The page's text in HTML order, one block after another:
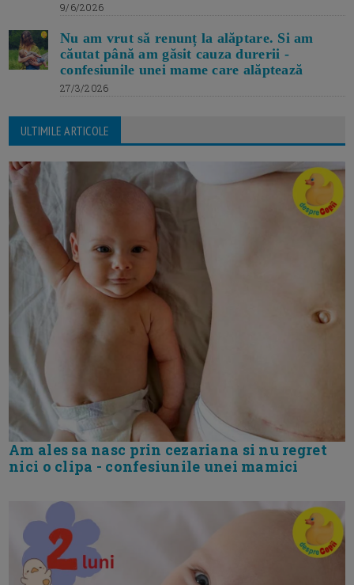
9/6/2026
Nu am vrut să renunț la alăptare. Si am
căutat până am găsit cauza durerii -
confesiunile unei mame care alăptează
27/3/2026
ULTIMILE ARTICOLE
Am ales sa nasc prin cezariana si nu regret
nici o clipa - confesiunile unei mamici